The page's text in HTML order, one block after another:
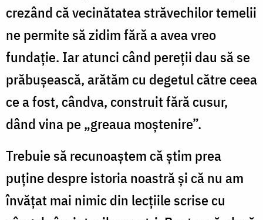
crezând că vecinătatea străvechilor temelii
ne permite să zidim fără a avea vreo
fundație. Iar atunci când pereții dau să se
prăbușească, arătăm cu degetul către ceea
ce a fost, cândva, construit fără cusur,
dând vina pe „greaua moștenire”.
Trebuie să recunoaștem că știm prea
puține despre istoria noastră și că nu am
învățat mai nimic din lecțiile scrise cu